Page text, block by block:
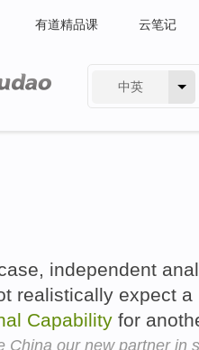
有道精品课 云笔记
中英
independent
realistically expect
Capability for
China our new partner in